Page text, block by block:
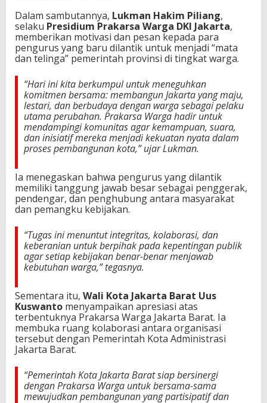
Dalam sambutannya, Lukman Hakim Piliang,
selaku Presidium Prakarsa Warga DKI Jakarta,
memberikan motivasi dan pesan kepada para
pengurus yang baru dilantik untuk menjadi “mata
dan telinga” pemerintah provinsi di tingkat warga.
“Hari ini kita berkumpul untuk meneguhkan
komitmen bersama: membangun Jakarta yang maju,
lestari, dan berbudaya dengan warga sebagai pelaku
utama perubahan. Prakarsa Warga hadir untuk
mendampingi komunitas agar kemampuan, suara,
dan inisiatif mereka menjadi kekuatan nyata dalam
proses pembangunan kota,” ujar Lukman.
Ia menegaskan bahwa pengurus yang dilantik
memiliki tanggung jawab besar sebagai penggerak,
pendengar, dan penghubung antara masyarakat
dan pemangku kebijakan.
“Tugas ini menuntut integritas, kolaborasi, dan
keberanian untuk berpihak pada kepentingan publik
agar setiap kebijakan benar-benar menjawab
kebutuhan warga,” tegasnya.
Sementara itu, Wali Kota Jakarta Barat Uus
Kuswanto menyampaikan apresiasi atas
terbentuknya Prakarsa Warga Jakarta Barat. Ia
membuka ruang kolaborasi antara organisasi
tersebut dengan Pemerintah Kota Administrasi
Jakarta Barat.
“Pemerintah Kota Jakarta Barat siap bersinergi
dengan Prakarsa Warga untuk bersama-sama
mewujudkan pembangunan yang partisipatif dan